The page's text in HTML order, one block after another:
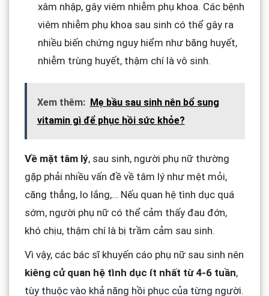
xâm nhập, gây viêm nhiễm phụ khoa. Các bệnh
viêm nhiễm phụ khoa sau sinh có thể gây ra
nhiều biến chứng nguy hiểm như băng huyết,
nhiễm trùng huyết, thậm chí là vô sinh.
Xem thêm:
Mẹ bầu sau sinh nên bổ sung
vitamin gì để phục hồi sức khỏe?
Về mặt tâm lý, sau sinh, người phụ nữ thường
gặp phải nhiều vấn đề về tâm lý như mệt mỏi,
căng thẳng, lo lắng,… Nếu quan hệ tình dục quá
sớm, người phụ nữ có thể cảm thấy đau đớn,
khó chịu, thậm chí là bị trầm cảm sau sinh.
Vì vậy, các bác sĩ khuyến cáo phụ nữ sau sinh nên
kiêng cử quan hệ tình dục ít nhất từ 4-6 tuần,
tùy thuộc vào khả năng hồi phục của từng người.